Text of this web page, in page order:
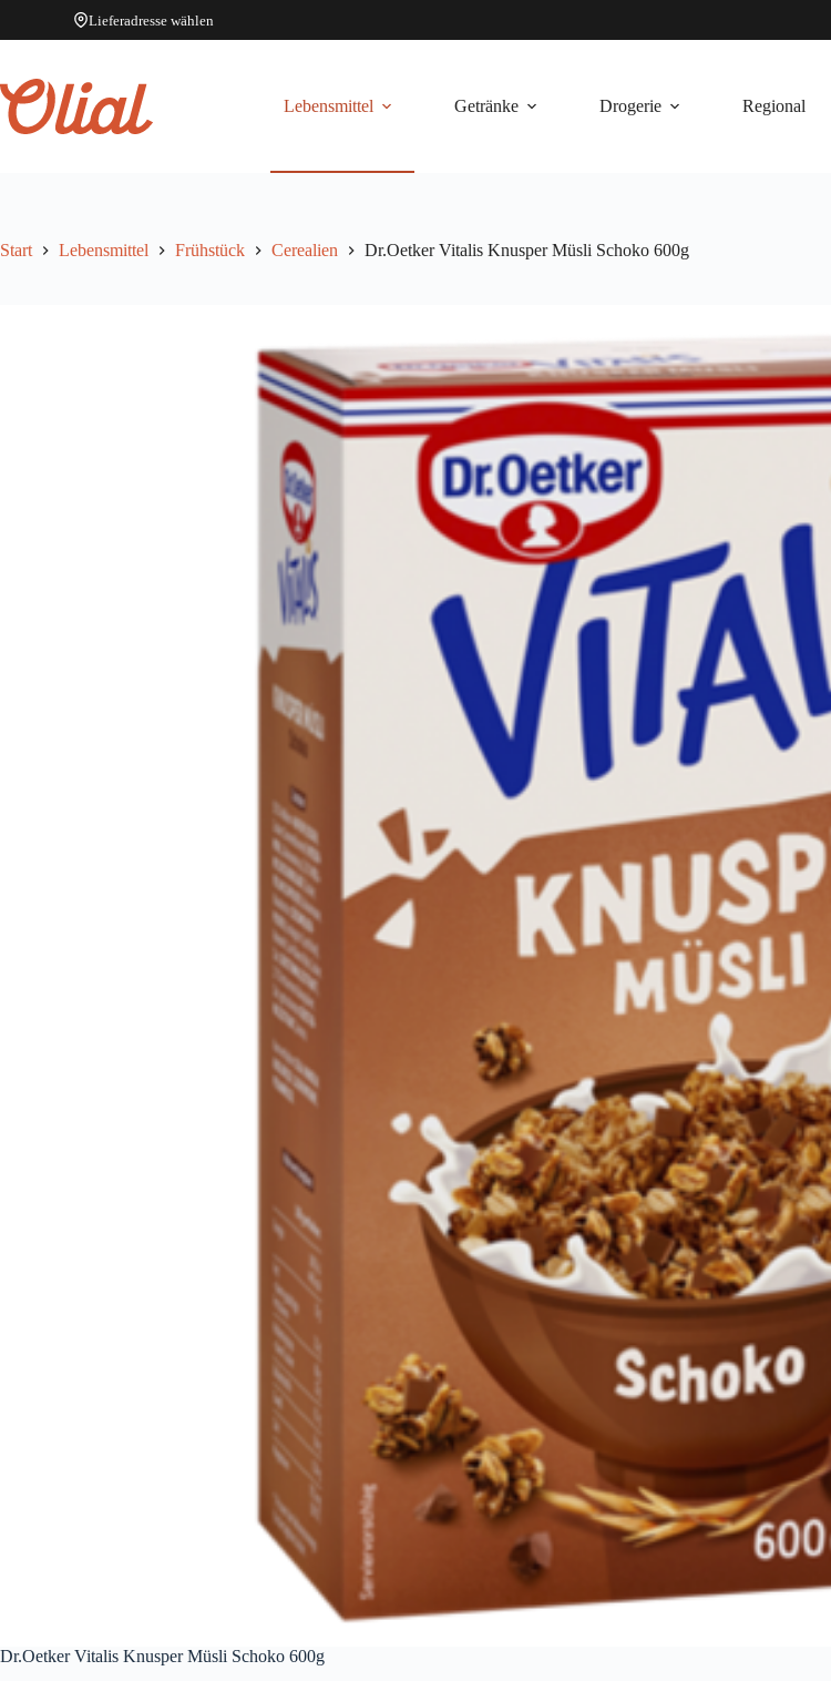
Lieferadresse wählen
springen
Lebensmittel
Getränke Drogerie Regional
Start Lebensmittel Frühstück Cerealien Dr.Oetker Vitalis Knusper Müsli Schoko 600g
Dr.Oetker Vitalis Knusper Müsli Schoko 600g